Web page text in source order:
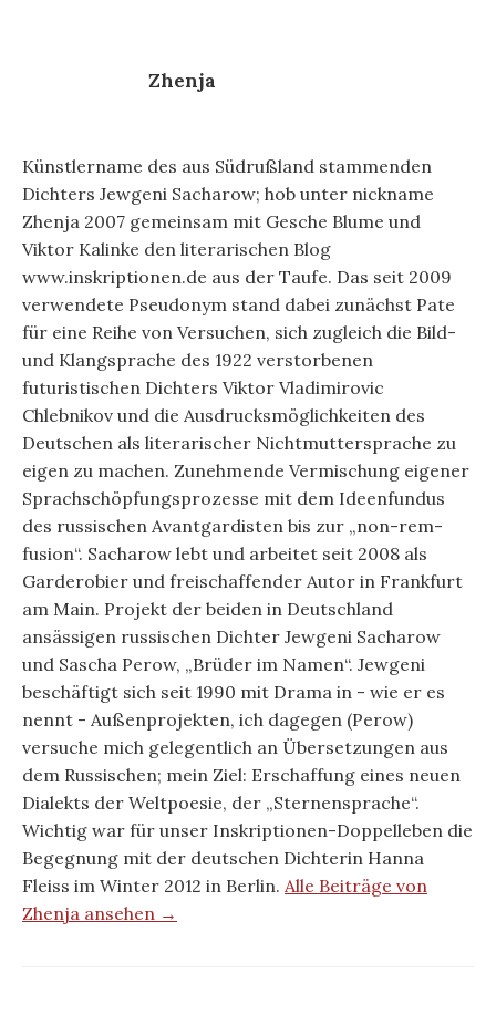
Zhenja
Künstlername des aus Südrußland stammenden
Dichters Jewgeni Sacharow; hob unter nickname
Zhenja 2007 gemeinsam mit Gesche Blume und
Viktor Kalinke den literarischen Blog
www.inskriptionen.de aus der Taufe. Das seit 2009
verwendete Pseudonym stand dabei zunächst Pate
für eine Reihe von Versuchen, sich zugleich die Bild-
und Klangsprache des 1922 verstorbenen
futuristischen Dichters Viktor Vladimirovic
Chlebnikov und die Ausdrucksmöglichkeiten des
Deutschen als literarischer Nichtmuttersprache zu
eigen zu machen. Zunehmende Vermischung eigener
Sprachschöpfungsprozesse mit dem Ideenfundus
des russischen Avantgardisten bis zur „non-rem-
fusion“. Sacharow lebt und arbeitet seit 2008 als
Garderobier und freischaffender Autor in Frankfurt
am Main. Projekt der beiden in Deutschland
ansässigen russischen Dichter Jewgeni Sacharow
und Sascha Perow, „Brüder im Namen“. Jewgeni
beschäftigt sich seit 1990 mit Drama in - wie er es
nennt - Außenprojekten, ich dagegen (Perow)
versuche mich gelegentlich an Übersetzungen aus
dem Russischen; mein Ziel: Erschaffung eines neuen
Dialekts der Weltpoesie, der „Sternensprache“.
Wichtig war für unser Inskriptionen-Doppelleben die
Begegnung mit der deutschen Dichterin Hanna
Fleiss im Winter 2012 in Berlin. Alle Beiträge von
Zhenja ansehen →